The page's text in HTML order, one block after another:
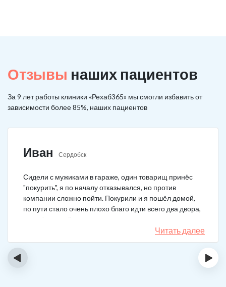
Отзывы наших пациентов
За 9 лет работы клиники «Рехаб365» мы смогли избавить от
зависимости более 85%, наших пациентов
Иван Сердобск
Сидели с мужиками в гараже, один товарищ принёс
"покурить", я по началу отказывался, но против
компании сложно пойти. Покурили и я пошёл домой,
по пути стало очень плохо благо идти всего два двора,
чувствовал что точно, что-то не так. Спасибо большое,
что быстро приехали, поставили капельницу и уже
меня начало отпускать. После оказалось, что товарищ
Читать далее
‹ ›